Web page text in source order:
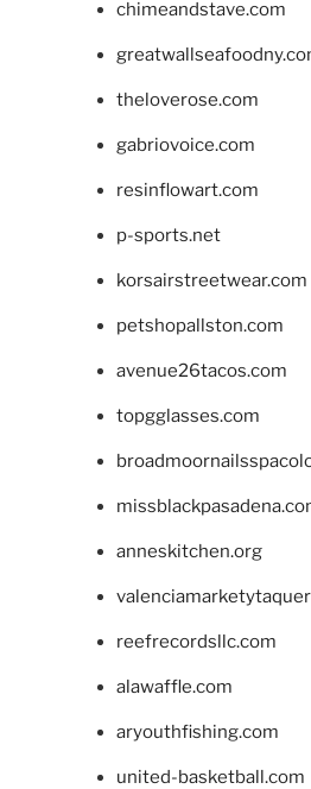
chimeandstave.com
theloverose.com
gabriovoice.com
resinflowart.com
p-sports.net
korsairstreetwear.com
petshopallston.com
avenue26tacos.com
topgglasses.com
anneskitchen.org
reefrecordsllc.com
alawaffle.com
aryouthfishing.com
united-basketball.com